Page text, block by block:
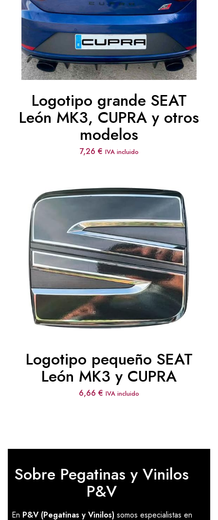
Logotipo grande SEAT
León MK3, CUPRA y otros
modelos
7,26 € IVA incluido
Logotipo pequeño SEAT
León MK3 y CUPRA
6,66 € IVA incluido
Sobre Pegatinas y Vinilos
P&V
En P&V (Pegatinas y Vinilos)somos especialistas en